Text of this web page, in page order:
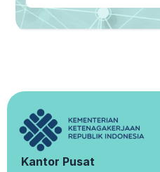
Kantor Pusat